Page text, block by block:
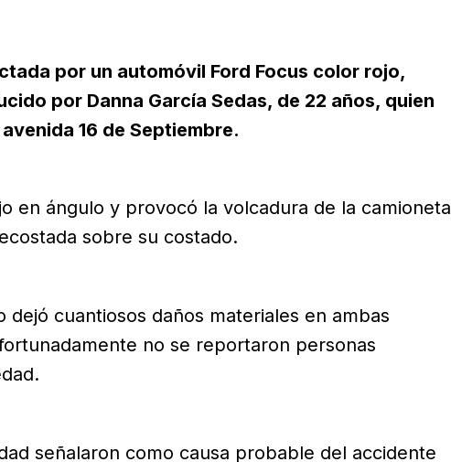
por un automóvil Ford Focus color rojo,
por Danna García Sedas, de 22 años, quien
16 de Septiembre.
en ángulo y provocó la volcadura de la camioneta
sobre su costado.
dejó cuantiosos daños materiales en ambas
no se reportaron personas
señalaron como causa probable del accidente